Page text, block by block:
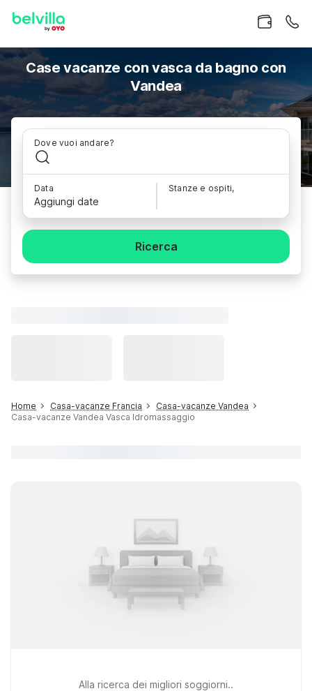
Case vacanze con vasca da bagno con
Vandea
Dove vuoi andare?
Data
Aggiungi date
Stanze e ospiti,
Ricerca
Home Casa-vacanze Francia
Casa-vacanze Vandea
Casa-vacanze Vandea Vasca Idromassaggio
Alla ricerca dei migliori soggiorni..